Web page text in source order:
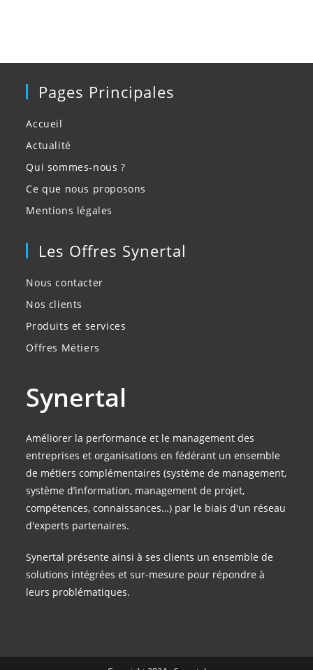
Pages Principales
Accueil
Actualité
Qui sommes-nous ?
Ce que nous proposons
Mentions légales
Les Offres Synertal
Nous contacter
Nos clients
Produits et services
Offres Métiers
Synertal
Améliorer la performance et le management des
entreprises et organisations en fédérant un ensemble
de métiers complémentaires (système de management,
système d’information, management de projet,
compétences, connaissances…) par le biais d'un réseau
d'experts partenaires.
Synertal présente ainsi à ses clients un ensemble de
solutions intégrées et sur-mesure pour répondre à
leurs problématiques.